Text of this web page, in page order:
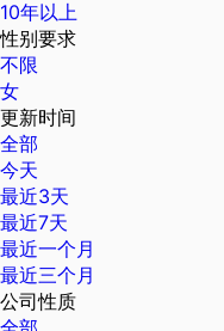
10年以上
性别要求
不限
女
更新时间
全部
今天
最近3天
最近7天
最近一个月
最近三个月
公司性质